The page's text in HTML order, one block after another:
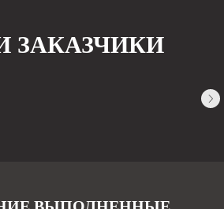
ЗАКАЗЧИКИ